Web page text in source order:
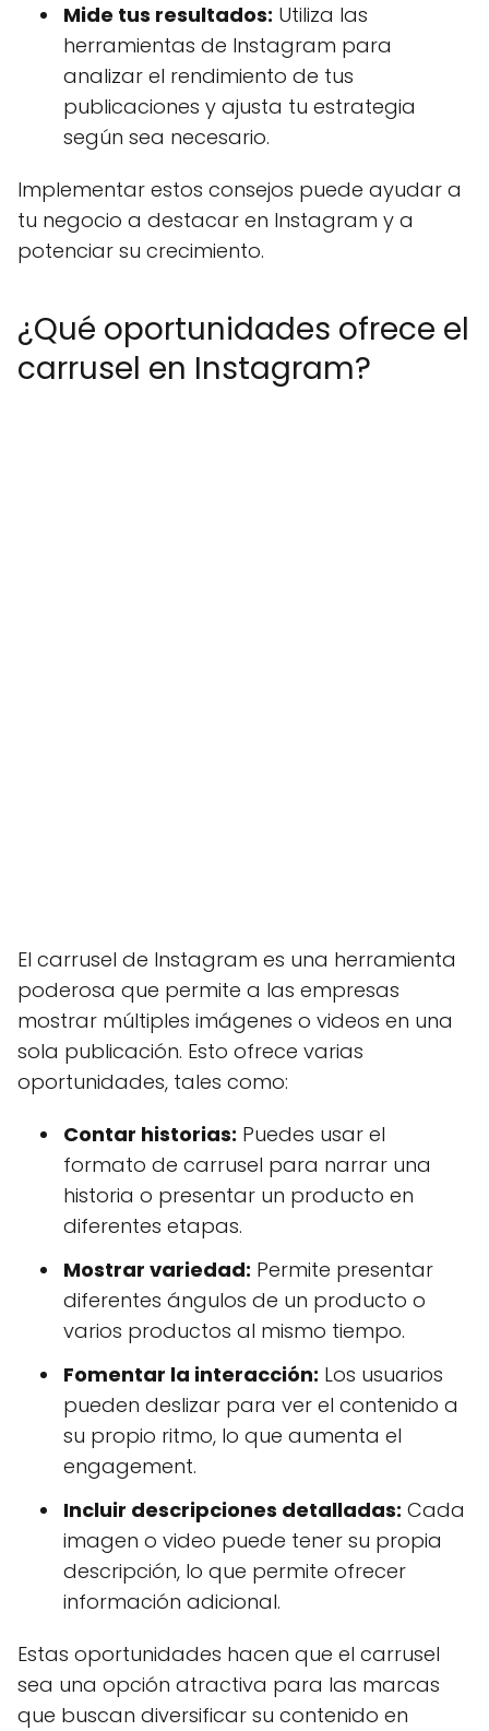
Mide tus resultados: Utiliza las
herramientas de Instagram para
analizar el rendimiento de tus
publicaciones y ajusta tu estrategia
según sea necesario.
Implementar estos consejos puede ayudar a
tu negocio a destacar en Instagram y a
potenciar su crecimiento.
¿Qué oportunidades ofrece el
carrusel en Instagram?
El carrusel de Instagram es una herramienta
poderosa que permite a las empresas
mostrar múltiples imágenes o videos en una
sola publicación. Esto ofrece varias
oportunidades, tales como:
Contar historias: Puedes usar el
formato de carrusel para narrar una
historia o presentar un producto en
diferentes etapas.
Mostrar variedad: Permite presentar
diferentes ángulos de un producto o
varios productos al mismo tiempo.
Fomentar la interacción: Los usuarios
pueden deslizar para ver el contenido a
su propio ritmo, lo que aumenta el
engagement.
Incluir descripciones detalladas: Cada
imagen o video puede tener su propia
descripción, lo que permite ofrecer
información adicional.
Estas oportunidades hacen que el carrusel
sea una opción atractiva para las marcas
que buscan diversificar su contenido en